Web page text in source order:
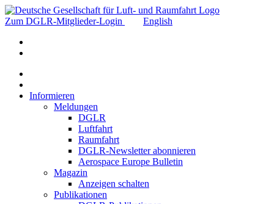
Zum DGLR-Mitglieder-Login English
Informieren
Meldungen
DGLR
Luftfahrt
Raumfahrt
DGLR-Newsletter abonnieren
Aerospace Europe Bulletin
Magazin
Anzeigen schalten
Publikationen